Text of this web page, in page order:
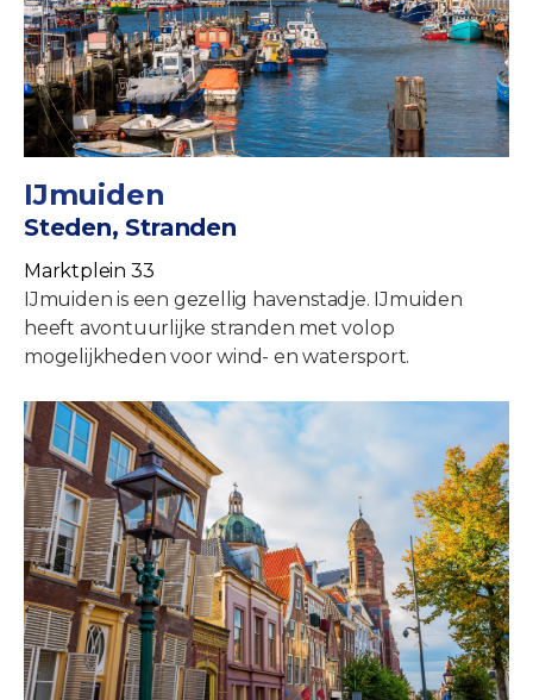
IJmuiden
Steden, Stranden
Marktplein 33
IJmuiden is een gezellig havenstadje. IJmuiden
heeft avontuurlijke stranden met volop
mogelijkheden voor wind- en watersport.